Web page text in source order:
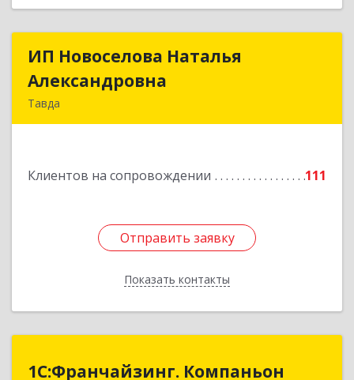
ИП Новоселова Наталья
Александровна
Тавда
Клиентов на сопровождении 111
Отправить заявку
Показать контакты
ИП Новоселова Наталья
Подробнее
Отправить заявку
Назад
1С:Франчайзинг. Компаньон
1С:Франчайзинг. Компаньон